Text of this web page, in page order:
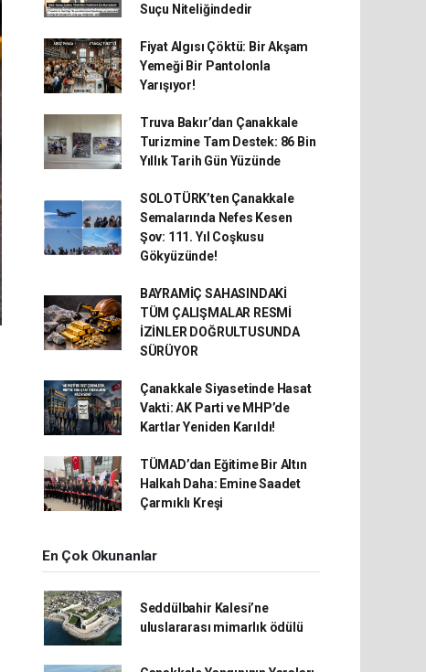
Suçu Niteliğindedir
Fiyat Algısı Çöktü: Bir Akşam
Yemeği Bir Pantolonla
Yarışıyor!
Truva Bakır’dan Çanakkale
Turizmine Tam Destek: 86 Bin
Yıllık Tarih Gün Yüzünde
SOLOTÜRK’ten Çanakkale
Semalarında Nefes Kesen
Şov: 111. Yıl Coşkusu
Gökyüzünde!
BAYRAMİÇ SAHASINDAKİ
TÜM ÇALIŞMALAR RESMİ
İZİNLER DOĞRULTUSUNDA
SÜRÜYOR
Çanakkale Siyasetinde Hasat
Vakti: AK Parti ve MHP’de
Kartlar Yeniden Karıldı!
TÜMAD’dan Eğitime Bir Altın
Halkah Daha: Emine Saadet
Çarmıklı Kreşi
En Çok Okunanlar
Seddülbahir Kalesi’ne
uluslararası mimarlık ödülü